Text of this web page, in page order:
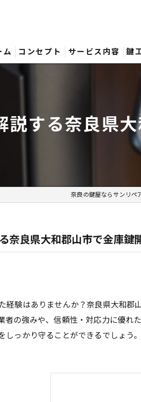
ム コンセプト サービス内容 鍵
説する奈良県
奈良の鍵屋ならサンリペ
奈良県大和郡山市で金庫鍵
経験はありませんか？奈良県大和
者の強みや、信頼性・対応力に優
っかり守ることができるでしょう。